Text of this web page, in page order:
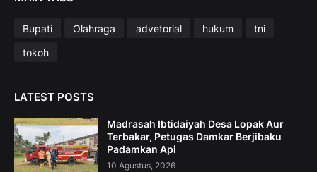
Bupati Olahraga advetorial hukum
tni
tokoh
LATEST POSTS
Madrasah Ibtidaiyah Desa Lopak Aur
Terbakar, Petugas Damkar Berjibaku
Padamkan Api
10 Agustus, 2026